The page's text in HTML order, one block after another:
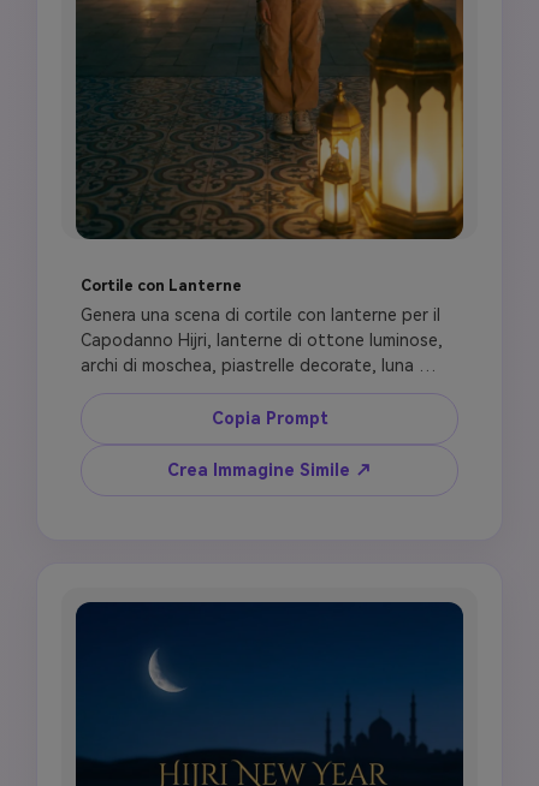
Cortile con Lanterne
Genera una scena di cortile con lanterne per il
Capodanno Hijri, lanterne di ottone luminose,
archi di moschea, piastrelle decorate, luna
crescente visibile attraverso l'arco,
illuminazione oro tenue e turchese intenso,
atmosfera Capodanno Islamico 1448 AH,
atmosfera serale pacifica, sfondo cartolina di
auguri premium, profondità di campo ridotta,
Copia Prompt
Crea Immagine Simile ↗